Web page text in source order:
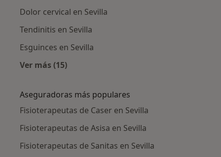
Dolor cervical en Sevilla
Tendinitis en Sevilla
Esguinces en Sevilla
Ver más (15)
Aseguradoras más populares
Fisioterapeutas de Caser en Sevilla
Fisioterapeutas de Asisa en Sevilla
Fisioterapeutas de Sanitas en Sevilla